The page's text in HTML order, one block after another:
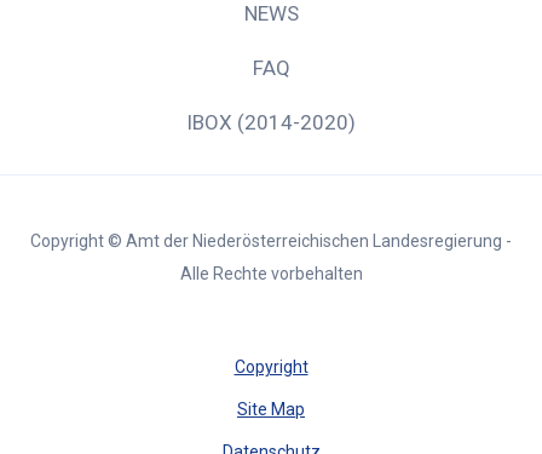
NEWS
FAQ
IBOX (2014-2020)
Copyright © Amt der Niederösterreichischen Landesregierung -
Alle Rechte vorbehalten
Copyright
Site Map